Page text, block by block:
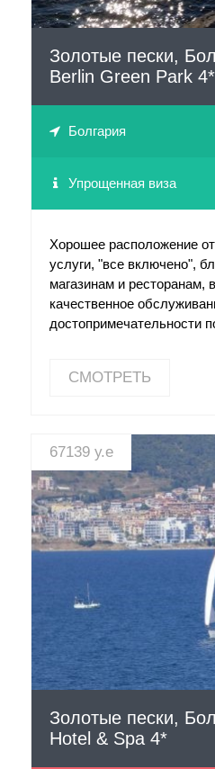
Золотые пески,
Berlin Green Park 4*
Болгария
Упрощенная виза
Хорошее расположение
услуги, "все включено",
магазинам и ресторанам,
качественное
достопримечательности
СМОТРЕТЬ
67139 у.е
Золотые пески,
Hotel & Spa 4*